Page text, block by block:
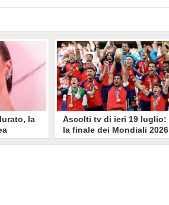
la
Ascolti tv di ieri 19 luglio:
la finale dei Mondiali 2026
Spagna-Argentina